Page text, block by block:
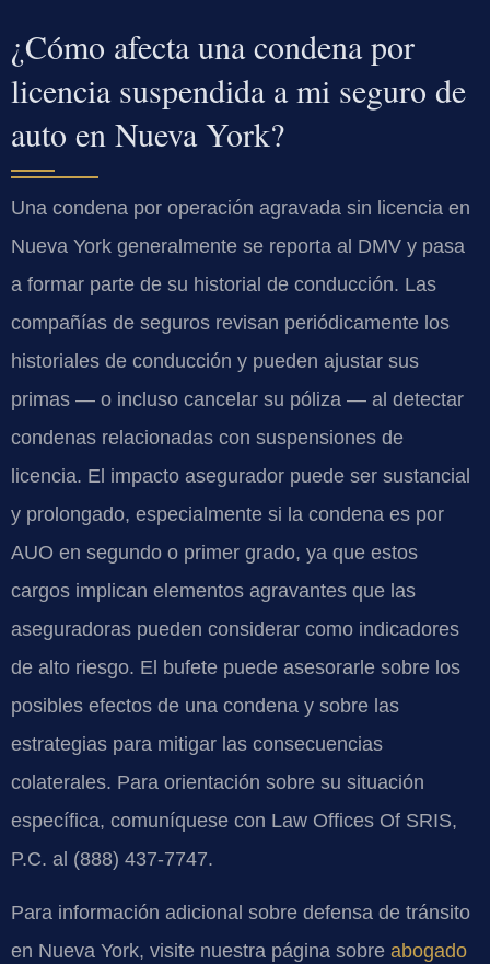
¿Cómo afecta una condena por
licencia suspendida a mi seguro de
auto en Nueva York?
Una condena por operación agravada sin licencia en
Nueva York generalmente se reporta al DMV y pasa
a formar parte de su historial de conducción. Las
compañías de seguros revisan periódicamente los
historiales de conducción y pueden ajustar sus
primas — o incluso cancelar su póliza — al detectar
condenas relacionadas con suspensiones de
licencia. El impacto asegurador puede ser sustancial
y prolongado, especialmente si la condena es por
AUO en segundo o primer grado, ya que estos
cargos implican elementos agravantes que las
aseguradoras pueden considerar como indicadores
de alto riesgo. El bufete puede asesorarle sobre los
posibles efectos de una condena y sobre las
estrategias para mitigar las consecuencias
colaterales. Para orientación sobre su situación
específica, comuníquese con Law Offices Of SRIS,
P.C. al (888) 437-7747.
Para información adicional sobre defensa de tránsito
en Nueva York, visite nuestra página sobre abogado